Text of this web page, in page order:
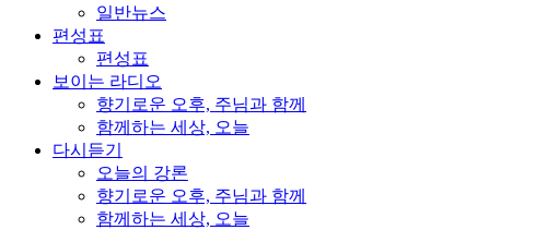
일반뉴스
편성표
편성표
보이는 라디오
향기로운 오후, 주님과 함께
함께하는 세상, 오늘
다시듣기
오늘의 강론
향기로운 오후, 주님과 함께
함께하는 세상, 오늘